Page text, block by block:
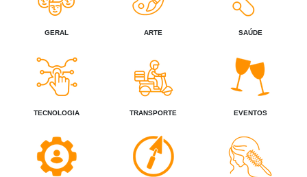
GERAL ARTE SAÚDE
TECNOLOGIA TRANSPORTE EVENTOS